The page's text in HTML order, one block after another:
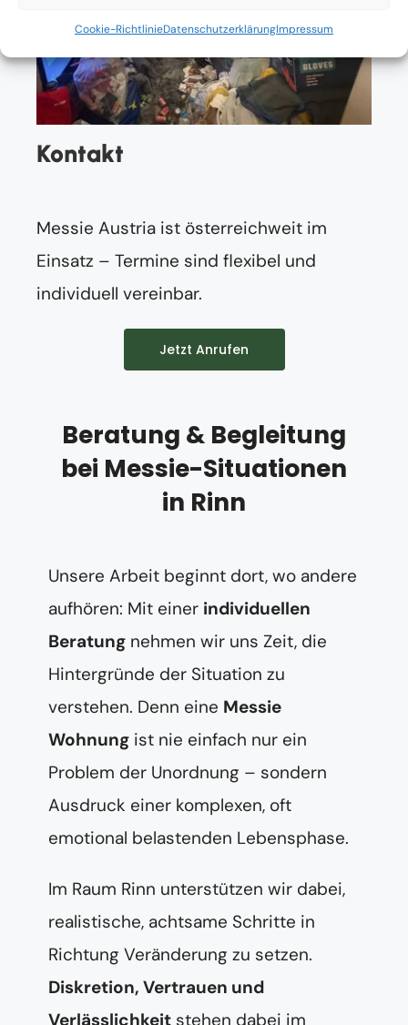
Cookie-RichtlinieDatenschutzerklärungImpressum
Kontakt
Messie Austria ist österreichweit im
Einsatz – Termine sind flexibel und
individuell vereinbar.
Jetzt Anrufen
Beratung & Begleitung
bei Messie-Situationen
in Rinn
Unsere Arbeit beginnt dort, wo andere
aufhören: Mit einer individuellen
Beratung nehmen wir uns Zeit, die
Hintergründe der Situation zu
verstehen. Denn eine Messie
Wohnung ist nie einfach nur ein
Problem der Unordnung – sondern
Ausdruck einer komplexen, oft
emotional belastenden Lebensphase.
Im Raum Rinn unterstützen wir dabei,
realistische, achtsame Schritte in
Richtung Veränderung zu setzen.
Diskretion, Vertrauen und
Verlässlichkeit stehen dabei im